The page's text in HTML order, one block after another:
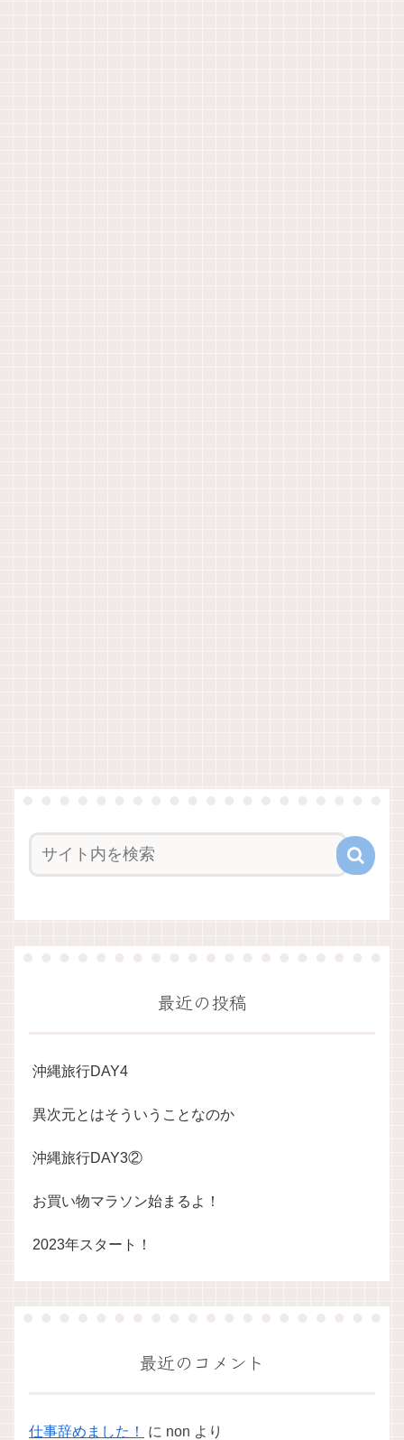
最近の投稿
沖縄旅行DAY4
異次元とはそういうことなのか
沖縄旅行DAY3②
お買い物マラソン始まるよ！
2023年スタート！
最近のコメント
仕事辞めました！ に non より